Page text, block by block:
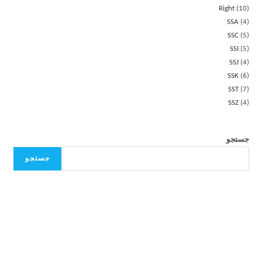
Right
10
SSA 4
SSC
5
SSI
5
SSJ 4
SSK 6
SST 7
SSZ 4
جستجو
جستجو